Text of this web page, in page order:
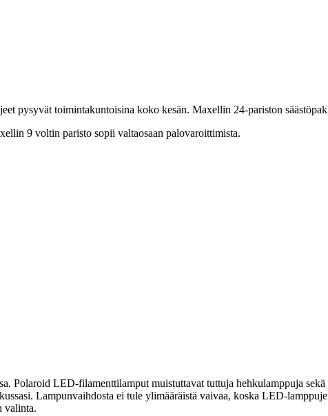
pysyvät toimintakuntoisina koko kesän. Maxellin 24-pariston
9 voltin paristo sopii valtaosaan palovaroittimista.
Polaroid LED-filamenttilamput muistuttavat tuttuja hehkulamppuja
Lampunvaihdosta ei tule ylimääräistä vaivaa, koska LED-
valinta.